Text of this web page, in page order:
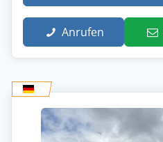
Anrufen